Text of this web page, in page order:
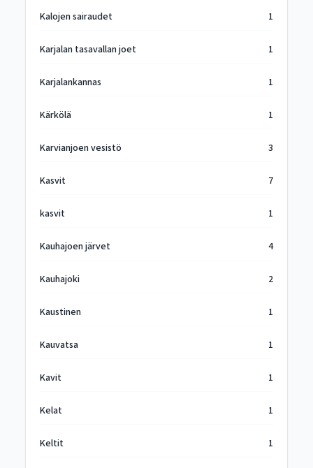
Kalojen sairaudet 1
Karjalan tasavallan joet 1
Karjalankannas 1
Kärkölä 1
Karvianjoen vesistö 3
Kasvit 7
kasvit 1
Kauhajoen järvet 4
Kauhajoki 2
Kaustinen 1
Kauvatsa 1
Kavit 1
Kelat 1
Keltit 1